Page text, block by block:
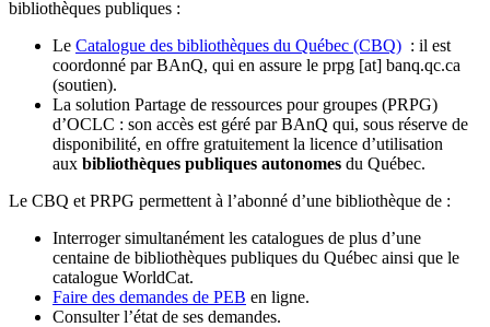
bibliothèques publiques :
Le Catalogue des bibliothèques du Québec (CBQ) : il est
coordonné par BAnQ, qui en assure le prpg [at] banq.qc.ca
(soutien).
La solution Partage de ressources pour groupes (PRPG)
d’OCLC : son accès est géré par BAnQ qui, sous réserve de
disponibilité, en offre gratuitement la licence d’utilisation
aux bibliothèques publiques autonomes du Québec.
Le CBQ et PRPG permettent à l’abonné d’une bibliothèque de :
Interroger simultanément les catalogues de plus d’une
centaine de bibliothèques publiques du Québec ainsi que le
catalogue WorldCat.
Faire des demandes de PEB en ligne.
Consulter l’état de ses demandes.